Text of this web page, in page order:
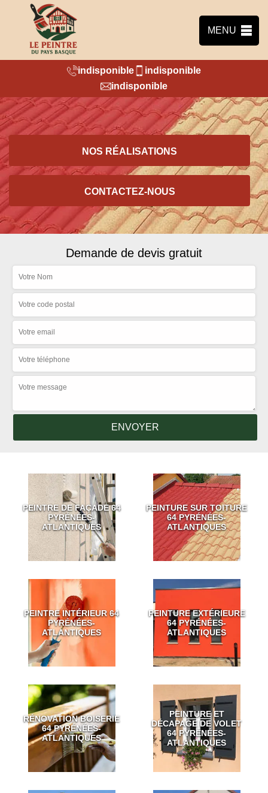
MENU
indisponible
indisponible
indisponible
NOS RÉALISATIONS
CONTACTEZ-NOUS
Demande de devis gratuit
PEINTRE DE FAÇADE 64
PYRÉNÉES-
ATLANTIQUES
PEINTURE SUR TOITURE
64 PYRÉNÉES-
ATLANTIQUES
PEINTRE INTÉRIEUR 64
PYRÉNÉES-
ATLANTIQUES
PEINTURE EXTÉRIEURE
64 PYRÉNÉES-
ATLANTIQUES
RÉNOVATION BOISERIE
64 PYRÉNÉES-
ATLANTIQUES
PEINTURE ET
DÉCAPAGE DE VOLET
64 PYRÉNÉES-
ATLANTIQUES